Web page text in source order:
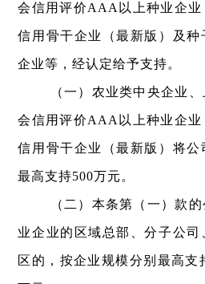
会信用评价AAA以上种业企
信用骨干企业（最新版）及
企业等，经认定给予支持。
（一）农业类中央企业
会信用评价AAA以上种业企
信用骨干企业（最新版）将公
最高支持500万元。
（二）本条第（一）款
业企业的区域总部、分子公司
区的，按企业规模分别最高支